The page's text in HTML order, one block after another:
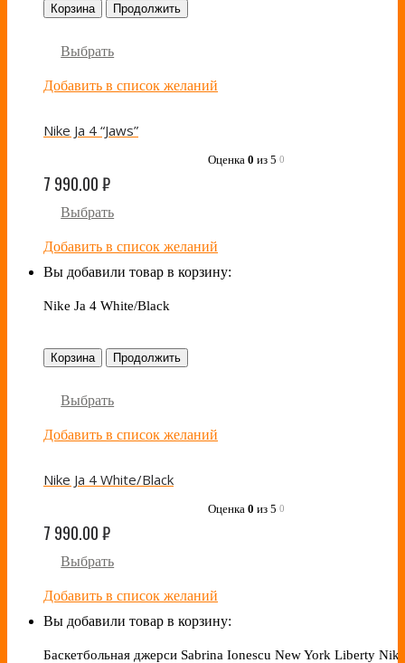
Корзина Продолжить
Выбрать
Добавить в список желаний
Nike Ja 4 “Jaws”
Оценка 0 из 5 0
7 990.00₽
Выбрать
Добавить в список желаний
Вы добавили товар в корзину:
Nike Ja 4 White/Black
Корзина Продолжить
Выбрать
Добавить в список желаний
Nike Ja 4 White/Black
Оценка 0 из 5 0
7 990.00₽
Выбрать
Добавить в список желаний
Вы добавили товар в корзину:
Баскетбольная джерси Sabrina Ionescu New York Liberty